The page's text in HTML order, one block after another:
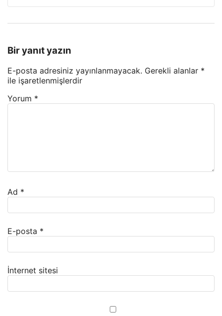
Bir yanıt yazın
E-posta adresiniz yayınlanmayacak. Gerekli alanlar *
ile işaretlenmişlerdir
Yorum *
Ad *
E-posta *
İnternet sitesi